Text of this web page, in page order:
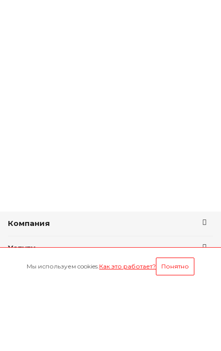
Компания
Услуги
Условия оплаты
Мы используем cookies.Как это работает? Понятно